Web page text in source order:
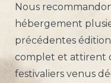
Nous
hébergement
précédentes
complet et attirent
festivaliers venus